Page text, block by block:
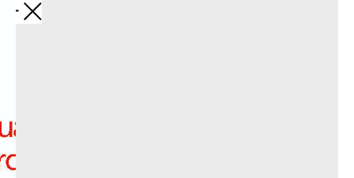
Обратно